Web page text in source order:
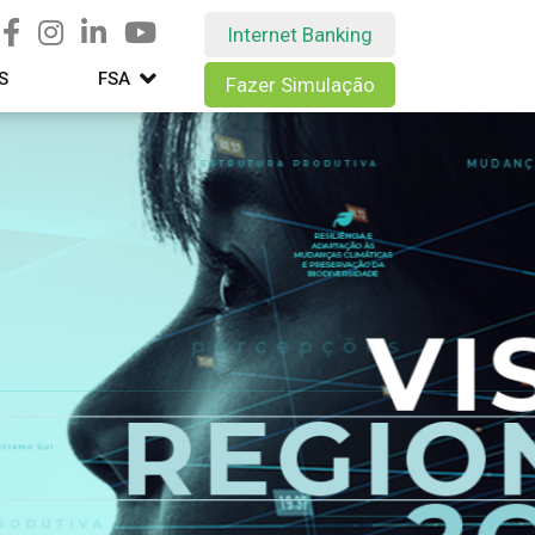
FSA
Internet Banking
Fazer Simulação